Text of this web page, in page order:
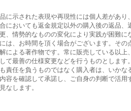
に示された表現や再現性には個人差があ
においても返金規定以外の購入後の返品
、情勢的なものの変化により実践が困難
は、お時間を頂く場合がございます。そ
による著作物です。常に販売している以
て最善の仕様変更などを行うものとしま
責任を負うものではなく購入者は、いか
容を確認して承諾し、ご自身の判断で活
なします。